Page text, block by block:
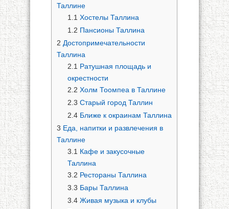
Таллине
1.1 Хостелы Таллина
1.2 Пансионы Таллина
2 Достопримечательности
Таллина
2.1 Ратушная площадь и
окрестности
2.2 Холм Тоомпеа в Таллине
2.3 Старый город Таллин
2.4 Ближе к окраинам Таллина
3 Еда, напитки и развлечения в
Таллине
3.1 Кафе и закусочные
Таллина
3.2 Рестораны Таллина
3.3 Бары Таллина
3.4 Живая музыка и клубы